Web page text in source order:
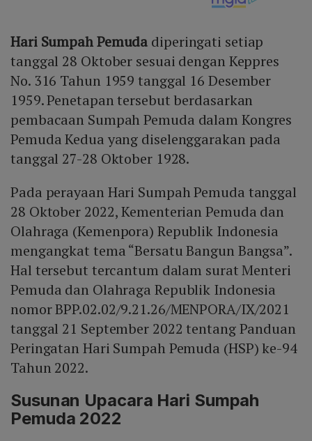
Hari Sumpah Pemuda diperingati setiap
tanggal 28 Oktober sesuai dengan Keppres
No. 316 Tahun 1959 tanggal 16 Desember
1959. Penetapan tersebut berdasarkan
pembacaan Sumpah Pemuda dalam Kongres
Pemuda Kedua yang diselenggarakan pada
tanggal 27-28 Oktober 1928.
Pada perayaan Hari Sumpah Pemuda tanggal
28 Oktober 2022, Kementerian Pemuda dan
Olahraga (Kemenpora) Republik Indonesia
mengangkat tema “Bersatu Bangun Bangsa”.
Hal tersebut tercantum dalam surat Menteri
Pemuda dan Olahraga Republik Indonesia
nomor BPP.02.02/9.21.26/MENPORA/IX/2021
tanggal 21 September 2022 tentang Panduan
Peringatan Hari Sumpah Pemuda (HSP) ke-94
Tahun 2022.
Susunan Upacara Hari Sumpah
Pemuda 2022